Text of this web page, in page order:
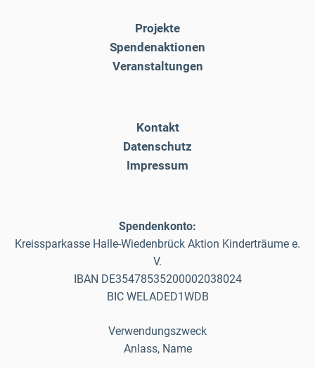
Projekte
Spendenaktionen
Veranstaltungen
Kontakt
Datenschutz
Impressum
Spendenkonto:
Kreissparkasse Halle-Wiedenbrück Aktion Kinderträume e.
V.
IBAN DE35478535200002038024
BIC WELADED1WDB
Verwendungszweck
Anlass, Name